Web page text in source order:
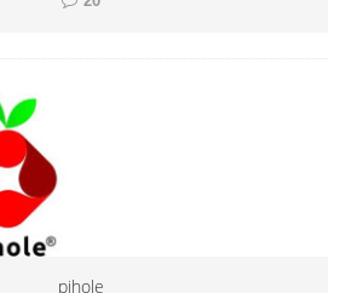
pihole